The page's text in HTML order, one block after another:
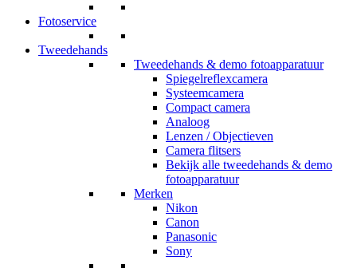
Fotoservice
Tweedehands
Tweedehands & demo fotoapparatuur
Spiegelreflexcamera
Systeemcamera
Compact camera
Analoog
Lenzen / Objectieven
Camera flitsers
Bekijk alle tweedehands & demo
fotoapparatuur
Merken
Nikon
Canon
Panasonic
Sony